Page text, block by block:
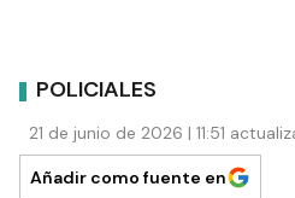
POLICIALES
21 de junio de 2026 | 11:51
Añadir como fuente en